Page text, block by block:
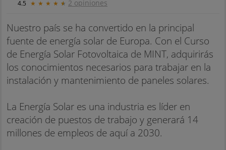
4.5 ★ ★ ★ ★ ★ 2 opiniones
Nuestro país se ha convertido en la principal
fuente de energía solar de Europa. Con el Curso
de Energía Solar Fotovoltaica de MINT, adquirirás
los conocimientos necesarios para trabajar en la
instalación y mantenimiento de paneles solares.
La Energía Solar es una industria es líder en
creación de puestos de trabajo y generará 14
millones de empleos de aquí a 2030.